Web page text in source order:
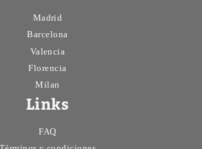
Madrid
Barcelona
Valencia
Florencia
Milan
Links
FAQ